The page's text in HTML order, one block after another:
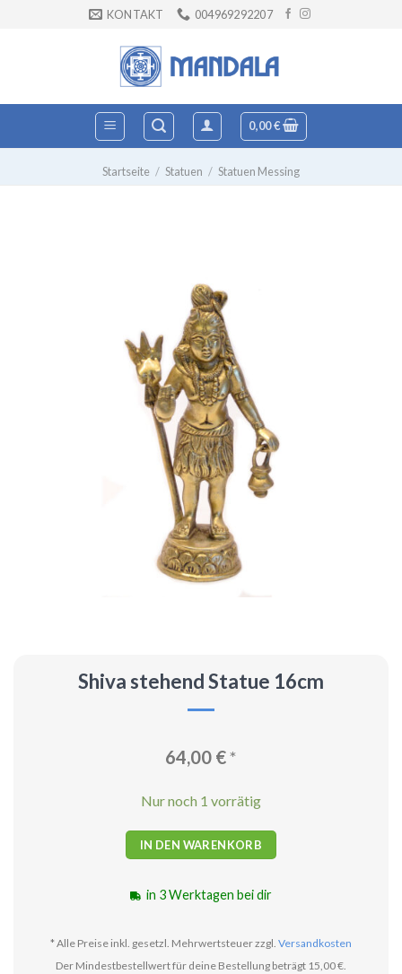
KONTAKT 004969292207
0,00€
Startseite / Statuen / Statuen Messing
Shiva stehend Statue 16cm
64,00 €*
Nur noch 1 vorrätig
IN DEN WARENKORB
in 3 Werktagen bei dir
* Alle Preise inkl. gesetzl. Mehrwertsteuer zzgl. Versandkosten
Der Mindestbestellwert für deine Bestellung beträgt 15,00 €.